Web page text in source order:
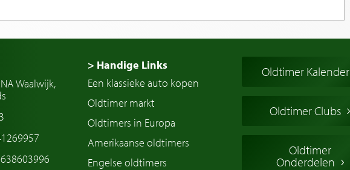
Waalwijk,
> Handige Links
Een klassieke auto kopen
Oldtimer markt
Oldtimers in Europa
Amerikaanse oldtimers
Engelse oldtimers
Oldtimer Kalender
Oldtimer Clubs
Oldtimer
Onderdelen